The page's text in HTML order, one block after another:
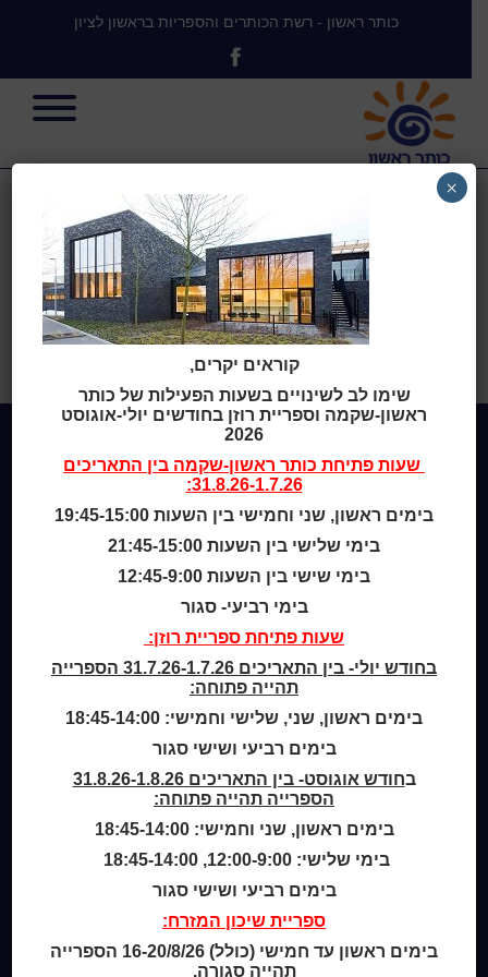
כותר ראשון - רשת הכותרים והספריות בראשון לציון
zoersel lib
Zoersel Public Library,
Belgium
ספרים דיגיטליים
קטלוג כותר ראשון
מדיניות הפרטיות
מדיניות שימוש בקבצי קוקיז (Cookies Policy)
קוראים יקרים,
שימו לב לשינויים בשעות הפעילות של כותר
ראשון-שקמה וספריית רוזן בחודשים יולי-אוגוסט
2026
שעות פתיחת כותר ראשון-שקמה בין התאריכים
31.8.26-1.7.26:
בימים ראשון, שני וחמישי בין השעות 19:45-15:00
בימי שלישי בין השעות 21:45-15:00
בימי שישי בין השעות 12:45-9:00
בימי רביעי- סגור
שעות פתיחת ספריית רוזן:
בחודש יולי- בין התאריכים 31.7.26-1.7.26 הספרייה
תהייה פתוחה:
בימים ראשון, שני, שלישי וחמישי: 18:45-14:00
בימים רביעי ושישי סגור
ב
חודש אוגוסט- בין התאריכים 31.8.26-1.8.26
הספרייה תהייה פתוחה:
בימים ראשון, שני וחמישי: 18:45-14:00
בימי שלישי: 12:00-9:00, 18:45-14:00
בימים רביעי ושישי סגור
ספריית שיכון המזרח:
בימים ראשון עד חמישי (כולל) 16-20/8/26 הספרייה
תהייה סגורה.
×